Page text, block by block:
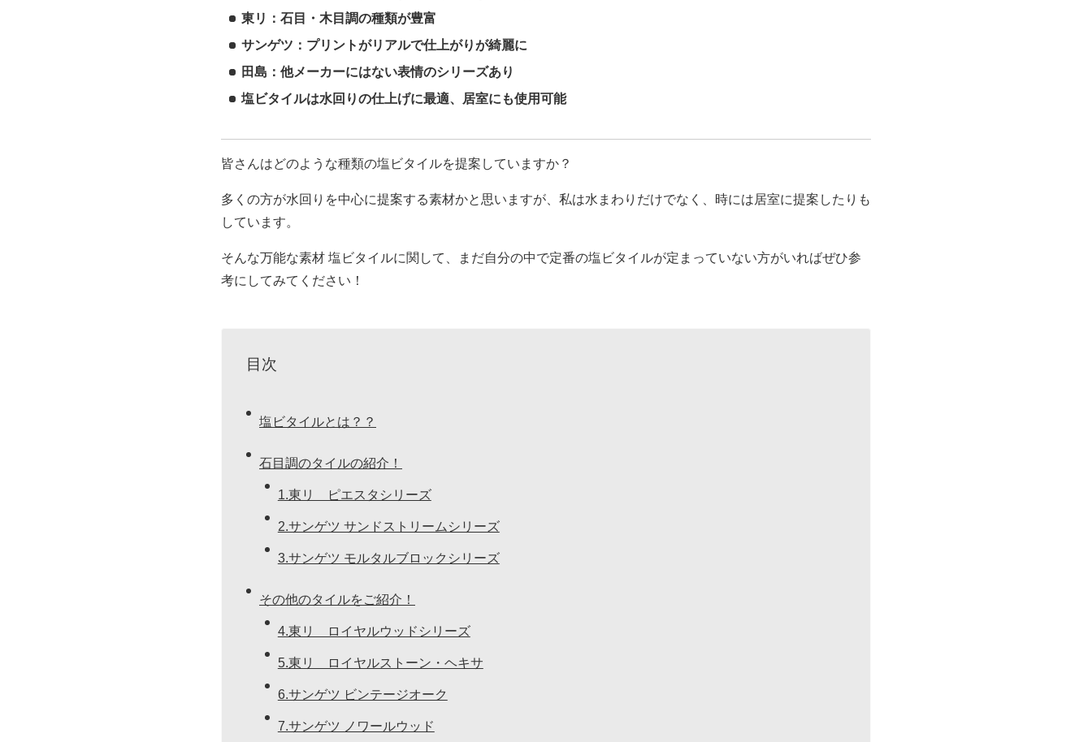
東リ：石目・木目調の種類が豊富
サンゲツ：プリントがリアルで仕上がりが綺麗に
田島：他メーカーにはない表情のシリーズあり
塩ビタイルは水回りの仕上げに最適、居室にも使用可能
皆さんはどのような種類の塩ビタイルを提案していますか？
多くの方が水回りを中心に提案する素材かと思いますが、私は水まわりだけでなく、時には居室に提案したりも
しています。
そんな万能な素材 塩ビタイルに関して、まだ自分の中で定番の塩ビタイルが定まっていない方がいればぜひ参
考にしてみてください！
目次
塩ビタイルとは？？
石目調のタイルの紹介！
1.東リ ピエスタシリーズ
2.サンゲツ サンドストリームシリーズ
3.サンゲツ モルタルブロックシリーズ
その他のタイルをご紹介！
4.東リ ロイヤルウッドシリーズ
5.東リ ロイヤルストーン・ヘキサ
6.サンゲツ ビンテージオーク
7.サンゲツ ノワールウッド